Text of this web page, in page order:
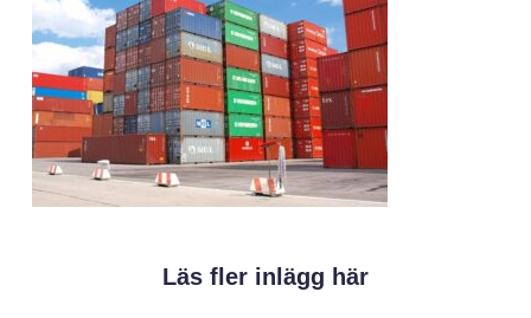
Läs fler inlägg här